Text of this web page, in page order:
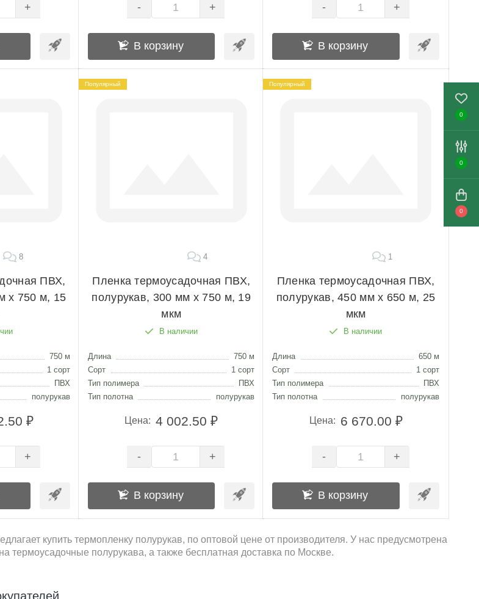
0
0
0
+ - +
В корзину
- +
В корзину
8
ПВХ,
х 750 м, 15
750 м
1 сорт
ПВХ
полурукав
₽
+
Популярный
4
Пленка термоусадочная ПВХ,
полурукав, 300 мм х 750 м, 19
мкм
В наличии
Длина
750 м
Сорт
1 сорт
Тип полимера
ПВХ
Тип полотна
полурукав
Цена: 4 002.50 ₽
- +
В корзину
Популярный
1
Пленка термоусадочная ПВХ,
полурукав, 450 мм х 650 м, 25
мкм
В наличии
Длина
650 м
Сорт
1 сорт
Тип полимера
ПВХ
Тип полотна
полурукав
Цена: 6 670.00 ₽
- +
В корзину
купить термопленку полурукав, по оптовой цене от производителя. У нас предусмотрена
термоусадочные полурукава, а также бесплатная доставка по Москве.